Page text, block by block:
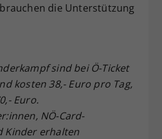
die Unterstützung
sind bei Ö-Ticket
kosten 38,- Euro pro Tag,
Euro.
NÖ-Card-
Kinder erhalten